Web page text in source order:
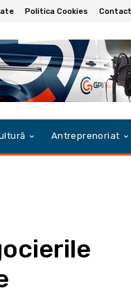
Politica Cookies Contact
Antreprenoriat